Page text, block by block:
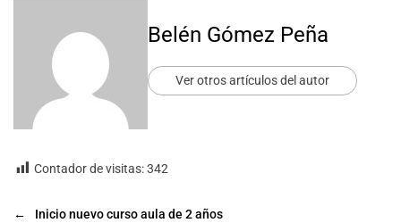
Belén Gómez Peña
Ver otros artículos del autor
Contador de visitas:342
←
Inicio nuevo curso aula de 2 años